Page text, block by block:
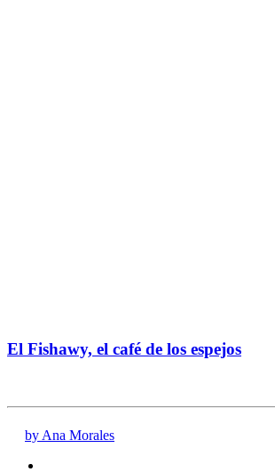
El Fishawy, el café de los espejos
by Ana Morales